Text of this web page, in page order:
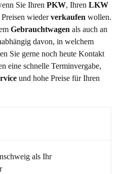
Sie Ihren PKW, Ihren LKW
wiederverkaufen wollen.
Gebrauchtwagen als auch an
davon, in welchem
Sie gerne noch heute Kontakt
eine schnelle Terminvergabe,
und hohe Preise für Ihren
als Ihr